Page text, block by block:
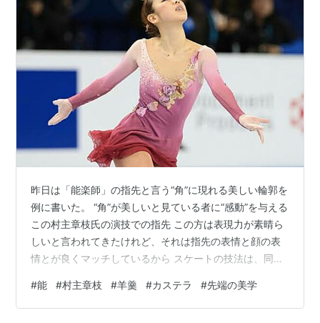
昨日は「能楽師」の指先と言う“角”に現れる美しい輪郭を
例に書いた。 “角”が美しいと見ている者に“感動”を与える
この村主章枝氏の演技での指先 この方は表現力が素晴ら
しいと言われてきたけれど、それは指先の表情と顔の表
情とが良くマッチしているから スケートの技法は、同時
来は負けでない 故に、見ている者はより演技に引き込ま
れ感動するんだよね これは、ヒップホップでも、日本舞
#能 #村主章枝 #羊羹 #カステラ #先端の美学